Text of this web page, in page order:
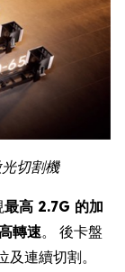
切割機
最高 2.7G 的加
轉速。 後卡盤
連續切割。